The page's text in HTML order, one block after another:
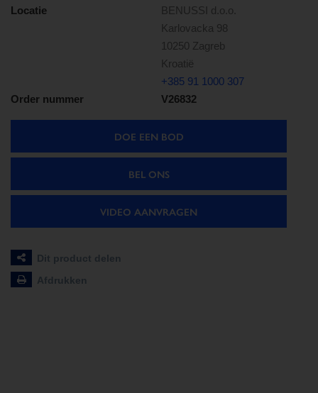
Locatie
BENUSSI d.o.o.
Karlovacka 98
10250 Zagreb
Kroatië
+385 91 1000 307
Order nummer
V26832
DOE EEN BOD
BEL ONS
VIDEO AANVRAGEN
Dit product delen
Afdrukken